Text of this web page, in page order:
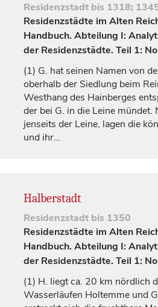
Residenzstadt bis 1318;
Residenzstädte im Alten
Handbuch. Abteilung I:
der Residenzstädte. Teil 1:
(1) G. hat seinen Namen von
oberhalb der Siedlung beim
Westhang des Hainberges
der bei G. in die Leine mündet.
jenseits der Leine, lagen die
und ihr…
Halberstadt
Residenzstadt bis 1350
Residenzstädte im Alten
Handbuch. Abteilung I:
der Residenzstädte. Teil 1:
(1) H. liegt ca. 20 km nördlich
Wasserläufen Holtemme und